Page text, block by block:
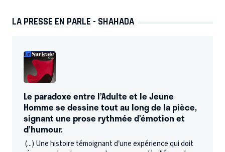
LA PRESSE EN PARLE - SHAHADA
Le paradoxe entre l’Adulte et le Jeune
Homme se dessine tout au long de la pièce,
signant une prose rythmée d’émotion et
d’humour.
(...) Une histoire témoignant d’une expérience qui doit